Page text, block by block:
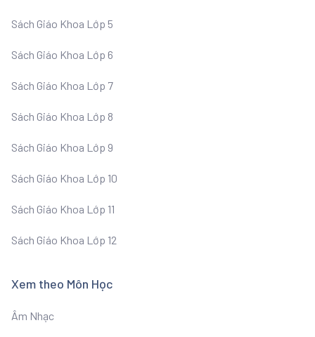
Sách Giáo Khoa Lớp 5
Sách Giáo Khoa Lớp 6
Sách Giáo Khoa Lớp 7
Sách Giáo Khoa Lớp 8
Sách Giáo Khoa Lớp 9
Sách Giáo Khoa Lớp 10
Sách Giáo Khoa Lớp 11
Sách Giáo Khoa Lớp 12
Xem theo Môn Học
Âm Nhạc